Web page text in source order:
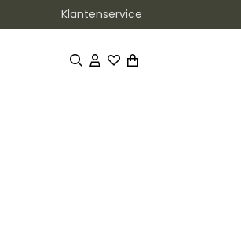
Klantenservice